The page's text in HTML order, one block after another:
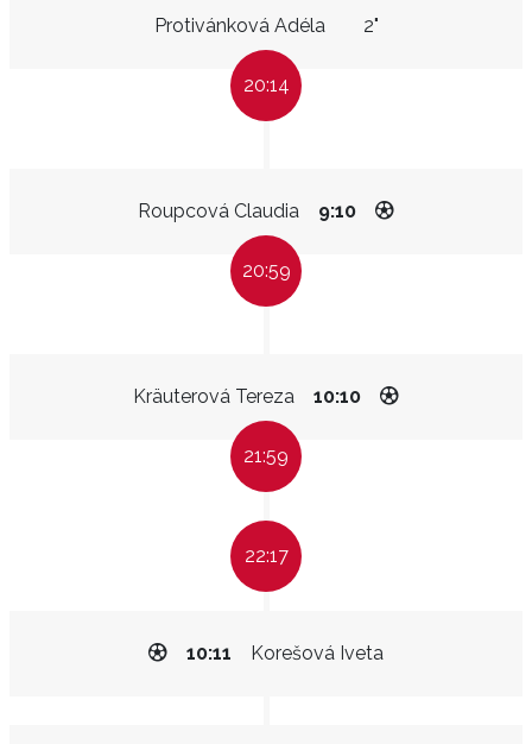
Protivánková Adéla 2"
20:14
Roupcová Claudia 9:10
20:59
Kräuterová Tereza 10:10
21:59
22:17
Korešová Iveta
10:11